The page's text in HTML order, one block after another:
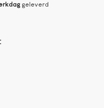
geleverd